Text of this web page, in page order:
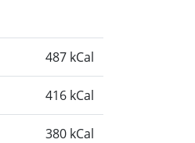
487 kCal
416 kCal
380 kCal